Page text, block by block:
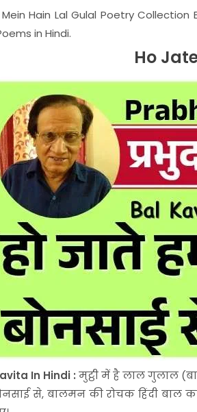
Hain Lal Gulal Poetry Collection
in Hindi.
Ho
In Hindi : मुट्ठी में है लाल गुलाल
से, बालमन की रोचक हिंदी बाल